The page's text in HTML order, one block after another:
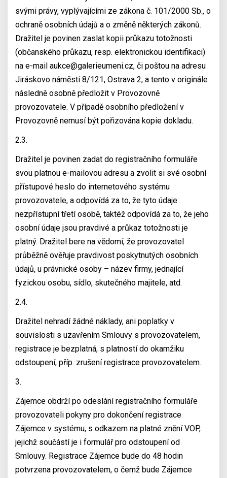
svými právy, vyplývajícími ze zákona č. 101/2000 Sb., o
ochraně osobních údajů a o změně některých zákonů.
Dražitel je povinen zaslat kopii průkazu totožnosti
(občanského průkazu, resp. elektronickou identifikaci)
na e-mail aukce@galerieumeni.cz, či poštou na adresu
Jiráskovo náměsti 8/121, Ostrava 2, a tento v originále
následně osobně předložit v Provozovně
provozovatele. V případě osobního předložení v
Provozovně nemusí být pořizována kopie dokladu.
2.3.
Dražitel je povinen zadat do registračního formuláře
svou platnou e-mailovou adresu a zvolit si své osobní
přístupové heslo do internetového systému
provozovatele, a odpovídá za to, že tyto údaje
nezpřístupní třetí osobě, taktéž odpovídá za to, že jeho
osobní údaje jsou pravdivé a průkaz totožnosti je
platný. Dražitel bere na vědomí, že provozovatel
průběžně ověřuje pravdivost poskytnutých osobních
údajů, u právnické osoby – název firmy, jednající
fyzickou osobu, sídlo, skutečného majitele, atd.
2.4.
Dražitel nehradí žádné náklady, ani poplatky v
souvislosti s uzavřením Smlouvy s provozovatelem,
registrace je bezplatná, s platností do okamžiku
odstoupení, příp. zrušení registrace provozovatelem.
3.
Zájemce obdrží po odeslání registračního formuláře
provozovateli pokyny pro dokončení registrace
Zájemce v systému, s odkazem na platné znění VOP,
jejichž součástí je i formulář pro odstoupení od
Smlouvy. Registrace Zájemce bude do 48 hodin
potvrzena provozovatelem, o čemž bude Zájemce